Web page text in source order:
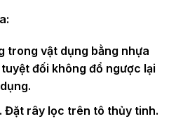
trong vật dụng bằng nhựa
đối không đổ ngược lại
Đặt rây lọc trên tô thủy tinh.